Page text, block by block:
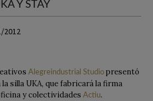
Y STAY
2012
Alegreindustrial Studio presentó
silla UKA, que fabricará la firma
y colectividades Actiu.